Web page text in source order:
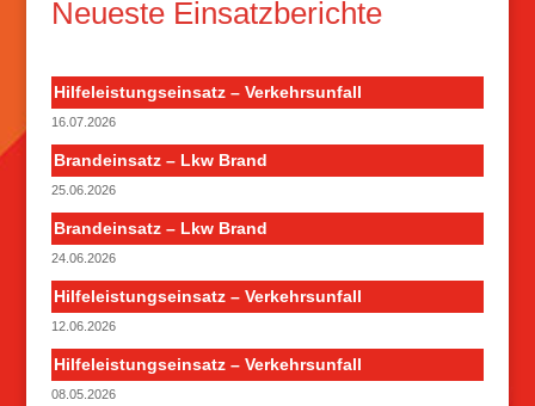
Neueste Einsatzberichte
Hilfeleistungseinsatz – Verkehrsunfall
16.07.2026
Brandeinsatz – Lkw Brand
25.06.2026
Brandeinsatz – Lkw Brand
24.06.2026
Hilfeleistungseinsatz – Verkehrsunfall
12.06.2026
Hilfeleistungseinsatz – Verkehrsunfall
08.05.2026